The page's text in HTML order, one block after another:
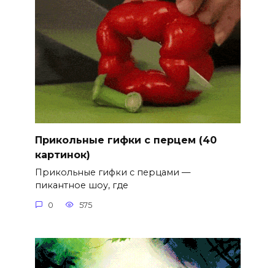
Прикольные гифки с перцем (40
картинок)
Прикольные гифки с перцами —
пикантное шоу, где
0 575